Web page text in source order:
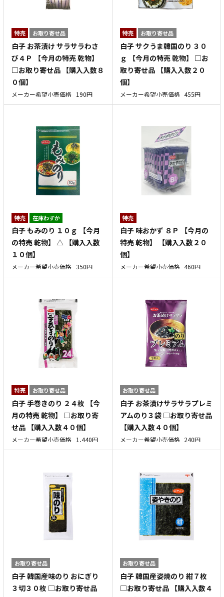
特売 お取り寄せ品
白子 お茶漬け サラサラわさ
び４Ｐ 【今月の特売 乾物】
□お取り寄せ品 【購入入数８
０個】
メーカー希望小売価格 190円
特売 お取り寄せ品
白子 サクうま韓国のり ３０
ｇ 【今月の特売 乾物】 □お
取り寄せ品 【購入入数２０
個】
メーカー希望小売価格 455円
特売 在庫わずか
白子 もみのり １０ｇ 【今月
の特売 乾物】 △ 【購入入数
１０個】
メーカー希望小売価格 350円
特売
白子 味おかず ８Ｐ 【今月の
特売 乾物】 【購入入数２０
個】
メーカー希望小売価格 460円
特売 お取り寄せ品
白子 手巻きのり ２４枚 【今
月の特売 乾物】 □お取り寄
せ品 【購入入数４０個】
メーカー希望小売価格 1,440円
お取り寄せ品
白子 お茶漬けサラサラプレミ
アムのり３袋 □お取り寄せ品
【購入入数４０個】
メーカー希望小売価格 240円
お取り寄せ品
白子 韓国産味のり おにぎり
３切３０枚 □お取り寄せ品
お取り寄せ品
白子 韓国産姿焼のり 紺７枚
□お取り寄せ品 【購入入数４